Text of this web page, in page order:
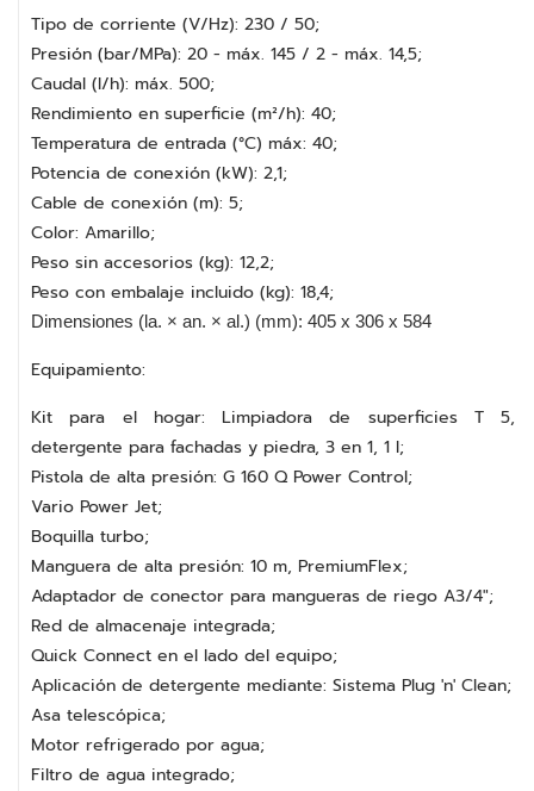
Tipo de corriente (V/Hz): 230 / 50;
Presión (bar/MPa): 20 - máx. 145 / 2 - máx. 14,5;
Caudal (l/h): máx. 500;
Rendimiento en superficie (m²/h): 40;
Temperatura de entrada (°C) máx: 40;
Potencia de conexión (kW): 2,1;
Cable de conexión (m): 5;
Color: Amarillo;
Peso sin accesorios (kg): 12,2;
Peso con embalaje incluido (kg): 18,4;
Dimensiones (la. × an. × al.) (mm): 405 x 306 x 584
Equipamiento:
Kit para el hogar: Limpiadora de superficies T 5,
detergente para fachadas y piedra, 3 en 1, 1 l;
Pistola de alta presión: G 160 Q Power Control;
Vario Power Jet;
Boquilla turbo;
Manguera de alta presión: 10 m, PremiumFlex;
Adaptador de conector para mangueras de riego A3/4";
Red de almacenaje integrada;
Quick Connect en el lado del equipo;
Aplicación de detergente mediante: Sistema Plug 'n' Clean;
Asa telescópica;
Motor refrigerado por agua;
Filtro de agua integrado;